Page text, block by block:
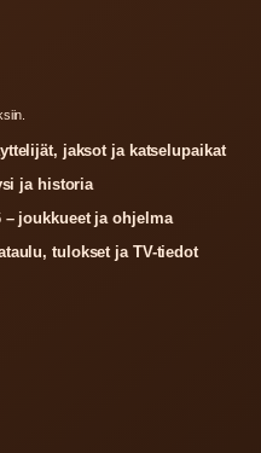
jaksot ja katselupaikat
ja historia
joukkueet ja ohjelma
tulokset ja TV-tiedot